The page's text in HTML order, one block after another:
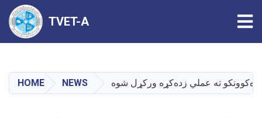
main
content
TVET-A
HOME NEWS ته عملي زده‌کړه ورکړل شوه